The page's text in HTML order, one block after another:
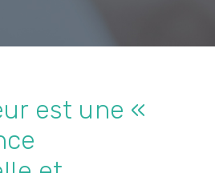
est une «